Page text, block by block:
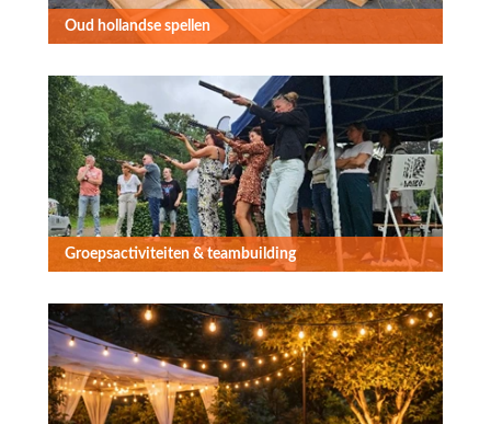
Oud hollandse spellen
Groepsactiviteiten & teambuilding